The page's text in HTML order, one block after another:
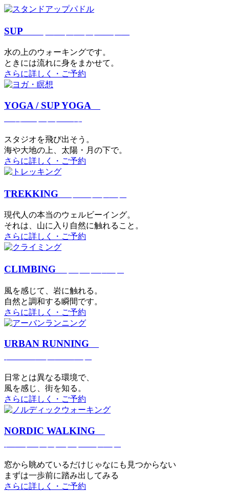
SUP
⽔の上のウォーキングです。
ときには流れに身をまかせて。
さらに詳しく・ご予約
YOGA / SUP YOGA
スタジオを⾶び出そう。
海や大地の上、太陽・⽉の下で。
さらに詳しく・ご予約
TREKKING
現代⼈の本当のウェルビーイング。
それは、⼭に⼊り⾃然に触れること。
さらに詳しく・ご予約
CLIMBING
⾵を感じて、岩に触れる。
⾃然と調和する瞬間です。
さらに詳しく・ご予約
URBAN RUNNING
日常とは異なる環境で、
風を感じ、街を知る。
さらに詳しく・ご予約
NORDIC WALKING
窓から眺めているだけじゃなにも見つからない
まずは一歩前に踏み出してみる
さらに詳しく・ご予約